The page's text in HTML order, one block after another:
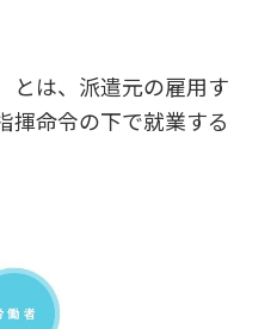
とは、派遣元の雇用す
揮命令の下で就業する